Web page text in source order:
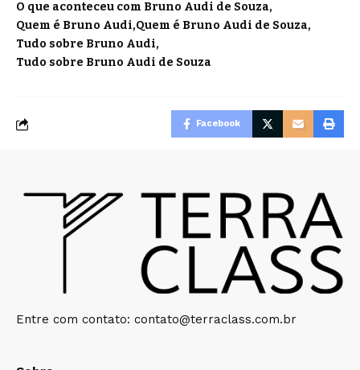
O que aconteceu com Bruno Audi de Souza
Quem é Bruno Audi Quem é Bruno Audi de Souza
Tudo sobre Bruno Audi
Tudo sobre Bruno Audi de Souza
Facebook
Entre com contato: contato@terraclass.com.br